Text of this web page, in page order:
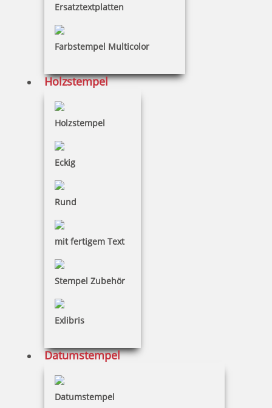
Ersatztextplatten
Farbstempel Multicolor
Holzstempel
Holzstempel
Eckig
Rund
mit fertigem Text
Stempel Zubehör
Exlibris
Datumstempel
Datumstempel
49,60 €
Jetzt gestalten
Colop Expert Line 3400 Textstempel 58x27 mm
64,90 €
Colop Expert Line 3300 Textstempel 45x30 mm